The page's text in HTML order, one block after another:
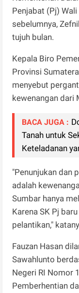
Penjabat (Pj)
sebelumnya,
tujuh bulan.
Kepala Biro
Provinsi
menyebut
kewenangan dari
BACA JUGA :
Tanah untuk
Keteladanan
"Penunjukan dan
adalah
Sumbar hanya
Karena SK Pj
pelantikan,"
Fauzan Hasan
Sawahlunto
Negeri RI Nomor
Pemberhentian